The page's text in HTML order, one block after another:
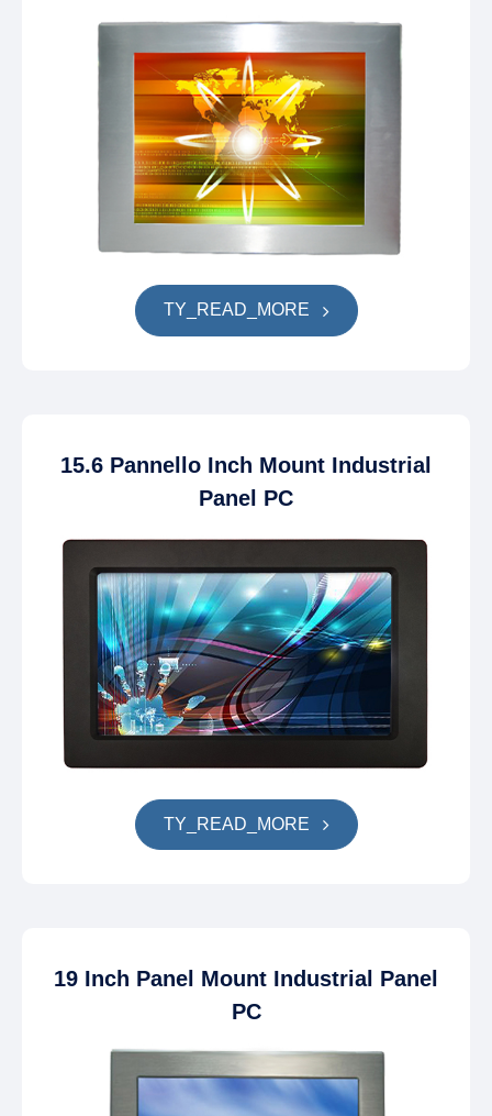
TY_READ_MORE
15.6 Pannello Inch Mount Industrial
Panel PC
TY_READ_MORE
19 Inch Panel Mount Industrial Panel
PC